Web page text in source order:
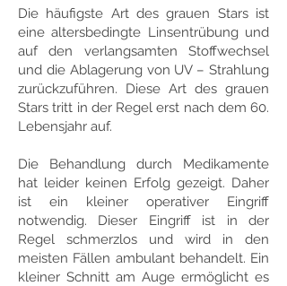
Die häufigste Art des grauen Stars ist
eine altersbedingte Linsentrübung und
auf den verlangsamten Stoffwechsel
und die Ablagerung von UV – Strahlung
zurückzuführen. Diese Art des grauen
Stars tritt in der Regel erst nach dem 60.
Lebensjahr auf.
Die Behandlung durch Medikamente
hat leider keinen Erfolg gezeigt. Daher
ist ein kleiner operativer Eingriff
notwendig. Dieser Eingriff ist in der
Regel schmerzlos und wird in den
meisten Fällen ambulant behandelt. Ein
kleiner Schnitt am Auge ermöglicht es